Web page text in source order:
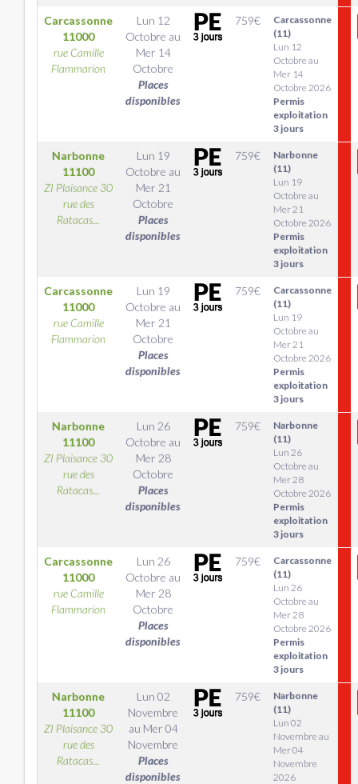
Carcassonne
11000
rue Camille
Flammarion
Lun 12
Octobre au
Mer 14
Octobre
Places
disponibles
759€
Carcassonne
(11)
Lun 12
Octobre au
Mer 14
Octobre 2026
Permis
exploitation
3 jours
Narbonne
11100
ZI Plaisance 30
rue des
Ratacas...
Lun 19
Octobre au
Mer 21
Octobre
Places
disponibles
759€
Narbonne
(11)
Lun 19
Octobre au
Mer 21
Octobre 2026
Permis
exploitation
3 jours
Carcassonne
11000
rue Camille
Flammarion
Lun 19
Octobre au
Mer 21
Octobre
Places
disponibles
759€
Carcassonne
(11)
Lun 19
Octobre au
Mer 21
Octobre 2026
Permis
exploitation
3 jours
Narbonne
11100
ZI Plaisance 30
rue des
Ratacas...
Lun 26
Octobre au
Mer 28
Octobre
Places
disponibles
759€
Narbonne
(11)
Lun 26
Octobre au
Mer 28
Octobre 2026
Permis
exploitation
3 jours
Carcassonne
11000
rue Camille
Flammarion
Lun 26
Octobre au
Mer 28
Octobre
Places
disponibles
759€
Carcassonne
(11)
Lun 26
Octobre au
Mer 28
Octobre 2026
Permis
exploitation
3 jours
Narbonne
11100
ZI Plaisance 30
rue des
Ratacas...
Lun 02
Novembre
au Mer 04
Novembre
Places
disponibles
759€
Narbonne
(11)
Lun 02
Novembre au
Mer 04
Novembre
2026